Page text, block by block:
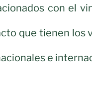
con el
que tienen los
e